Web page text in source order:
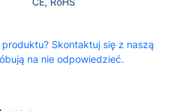
Skontaktuj się z naszą
na nie odpowiedzieć.